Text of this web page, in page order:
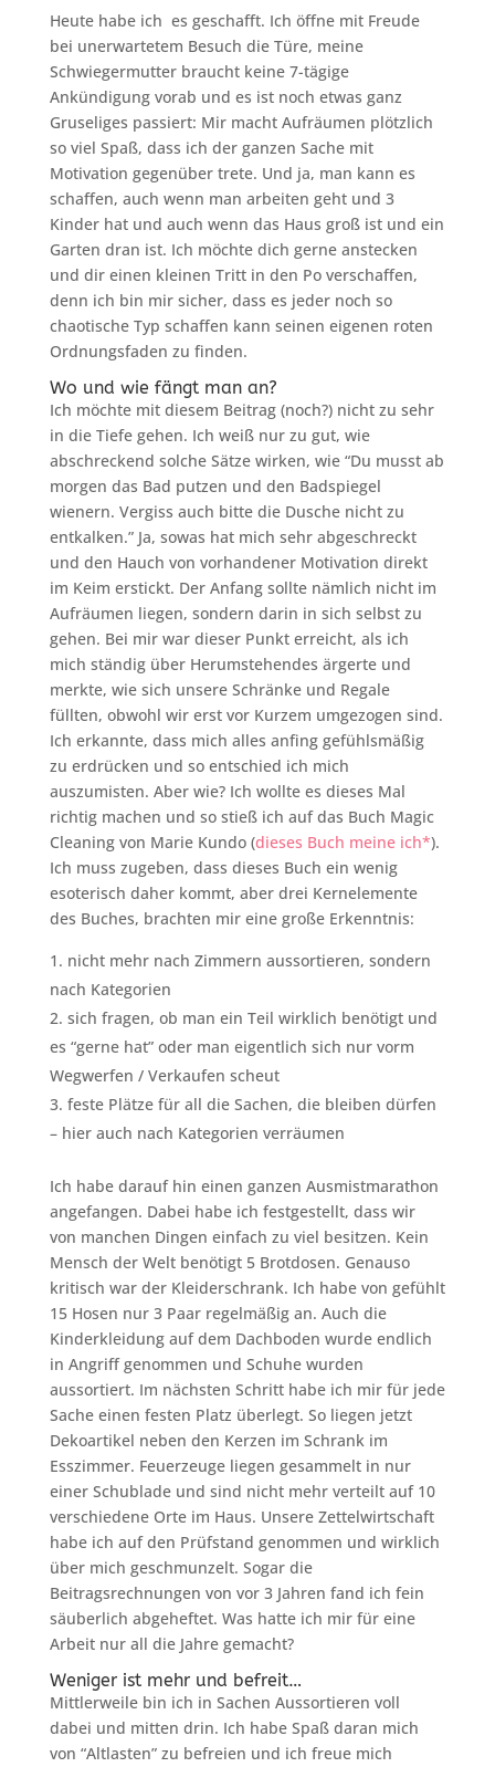
Heute habe ich es geschafft. Ich öffne mit Freude
bei unerwartetem Besuch die Türe, meine
Schwiegermutter braucht keine 7-tägige
Ankündigung vorab und es ist noch etwas ganz
Gruseliges passiert: Mir macht Aufräumen plötzlich
so viel Spaß, dass ich der ganzen Sache mit
Motivation gegenüber trete. Und ja, man kann es
schaffen, auch wenn man arbeiten geht und 3
Kinder hat und auch wenn das Haus groß ist und ein
Garten dran ist. Ich möchte dich gerne anstecken
und dir einen kleinen Tritt in den Po verschaffen,
denn ich bin mir sicher, dass es jeder noch so
chaotische Typ schaffen kann seinen eigenen roten
Ordnungsfaden zu finden.
Wo und wie fängt man an?
Ich möchte mit diesem Beitrag (noch?) nicht zu sehr
in die Tiefe gehen. Ich weiß nur zu gut, wie
abschreckend solche Sätze wirken, wie “Du musst ab
morgen das Bad putzen und den Badspiegel
wienern. Vergiss auch bitte die Dusche nicht zu
entkalken.” Ja, sowas hat mich sehr abgeschreckt
und den Hauch von vorhandener Motivation direkt
im Keim erstickt. Der Anfang sollte nämlich nicht im
Aufräumen liegen, sondern darin in sich selbst zu
gehen. Bei mir war dieser Punkt erreicht, als ich
mich ständig über Herumstehendes ärgerte und
merkte, wie sich unsere Schränke und Regale
füllten, obwohl wir erst vor Kurzem umgezogen sind.
Ich erkannte, dass mich alles anfing gefühlsmäßig
zu erdrücken und so entschied ich mich
auszumisten. Aber wie? Ich wollte es dieses Mal
richtig machen und so stieß ich auf das Buch Magic
Cleaning von Marie Kundo (dieses Buch meine ich*).
Ich muss zugeben, dass dieses Buch ein wenig
esoterisch daher kommt, aber drei Kernelemente
des Buches, brachten mir eine große Erkenntnis:
nicht mehr nach Zimmern aussortieren, sondern
nach Kategorien
sich fragen, ob man ein Teil wirklich benötigt und
es “gerne hat” oder man eigentlich sich nur vorm
Wegwerfen / Verkaufen scheut
feste Plätze für all die Sachen, die bleiben dürfen
– hier auch nach Kategorien verräumen
Ich habe darauf hin einen ganzen Ausmistmarathon
angefangen. Dabei habe ich festgestellt, dass wir
von manchen Dingen einfach zu viel besitzen. Kein
Mensch der Welt benötigt 5 Brotdosen. Genauso
kritisch war der Kleiderschrank. Ich habe von gefühlt
15 Hosen nur 3 Paar regelmäßig an. Auch die
Kinderkleidung auf dem Dachboden wurde endlich
in Angriff genommen und Schuhe wurden
aussortiert. Im nächsten Schritt habe ich mir für jede
Sache einen festen Platz überlegt. So liegen jetzt
Dekoartikel neben den Kerzen im Schrank im
Esszimmer. Feuerzeuge liegen gesammelt in nur
einer Schublade und sind nicht mehr verteilt auf 10
verschiedene Orte im Haus. Unsere Zettelwirtschaft
habe ich auf den Prüfstand genommen und wirklich
über mich geschmunzelt. Sogar die
Beitragsrechnungen von vor 3 Jahren fand ich fein
säuberlich abgeheftet. Was hatte ich mir für eine
Arbeit nur all die Jahre gemacht?
Weniger ist mehr und befreit…
Mittlerweile bin ich in Sachen Aussortieren voll
dabei und mitten drin. Ich habe Spaß daran mich
von “Altlasten” zu befreien und ich freue mich